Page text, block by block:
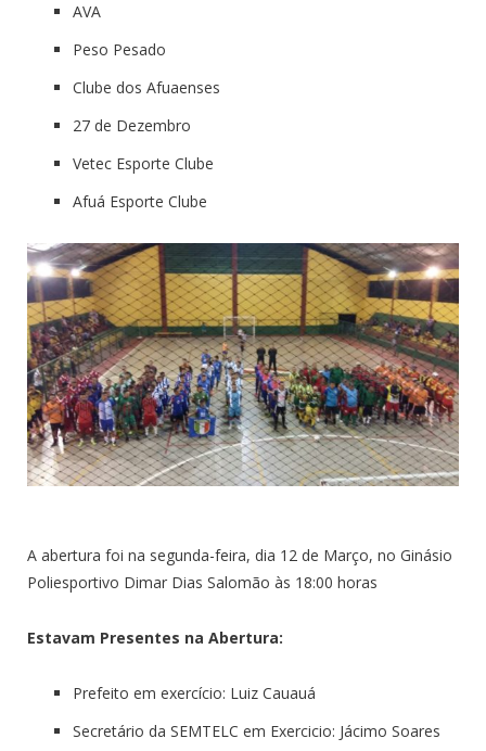
AVA
Peso Pesado
Clube dos Afuaenses
27 de Dezembro
Vetec Esporte Clube
Afuá Esporte Clube
A abertura foi na segunda-feira, dia 12 de Março, no Ginásio
Poliesportivo Dimar Dias Salomão às 18:00 horas
Estavam Presentes na Abertura:
Prefeito em exercício: Luiz Cauauá
Secretário da SEMTELC em Exercicio: Jácimo Soares